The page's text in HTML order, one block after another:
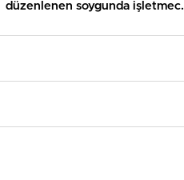
düzenlenen soygunda işletmeci